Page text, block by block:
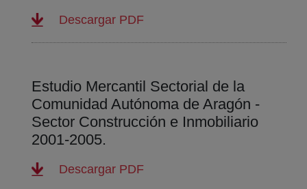
Descargar PDF(abre en nueva ventana)
Estudio Mercantil Sectorial de la
Comunidad Autónoma de Aragón -
Sector Construcción e Inmobiliario
2001-2005.
Descargar PDF(abre en nueva ventana)